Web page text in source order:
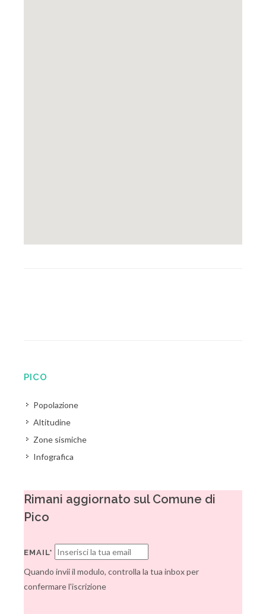
PICO
Popolazione
Altitudine
Zone sismiche
Infografica
Rimani aggiornato sul Comune di
Pico
EMAIL*
Quando invii il modulo, controlla la tua inbox per
confermare l'iscrizione